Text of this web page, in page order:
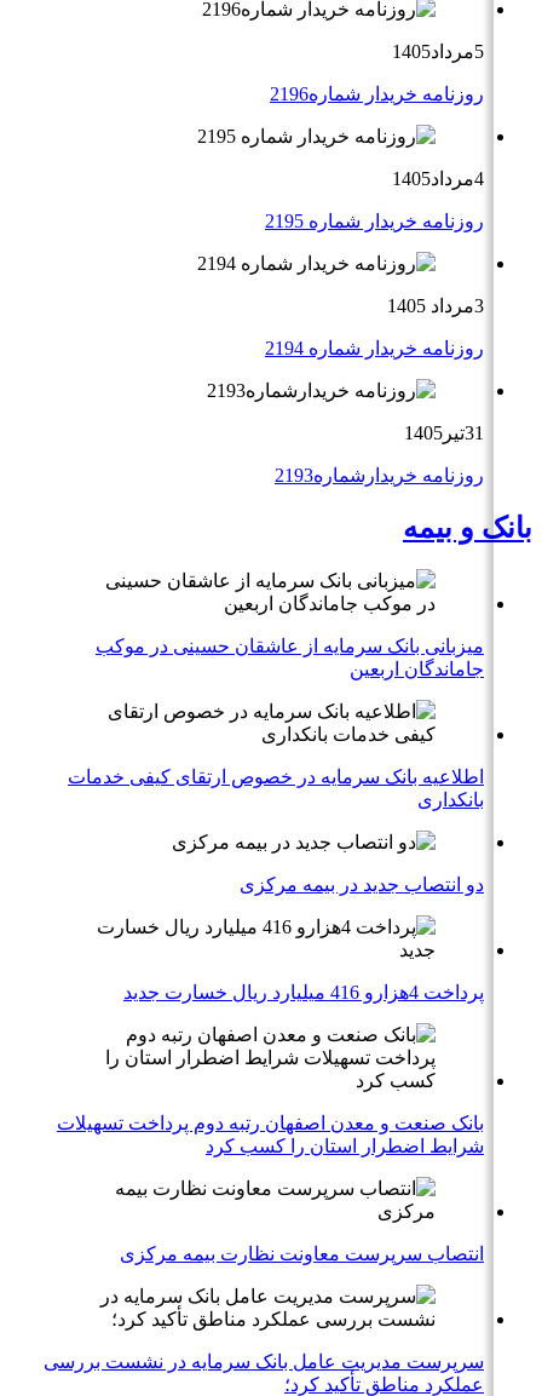
5مرداد1405
روزنامه خریدار شماره2196
4مرداد1405
روزنامه خریدار شماره 2195
3مرداد 1405
روزنامه خریدار شماره 2194
31تیر1405
روزنامه خریدارشماره2193
بانک و بیمه
میزبانی بانک سرمایه از عاشقان حسینی در موکب
جاماندگان اربعین
اطلاعیه بانک سرمایه در خصوص ارتقای کیفی خدمات
بانکداری
دو انتصاب جدید در بیمه مركزی
پرداخت 4هزارو 416 میلیارد ریال خسارت جدید
بانک صنعت و معدن اصفهان رتبه دوم پرداخت تسهیلات
شرایط اضطرار استان را کسب کرد
انتصاب سرپرست معاونت نظارت بیمه مرکزی
سرپرست مدیریت عامل بانک سرمایه در نشست بررسی
عملکرد مناطق تأکید کرد؛